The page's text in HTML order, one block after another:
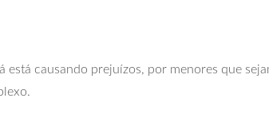
está causando prejuízos, por menores que